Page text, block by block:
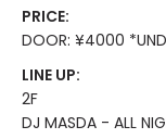
PRICE:
DOOR: ¥4000
LINE UP:
2F
DJ MASDA - ALL